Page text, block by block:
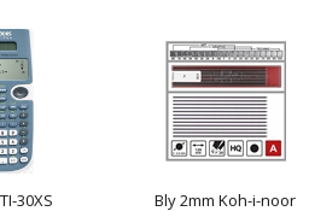
30XS
Bly 2mm Koh-i-noor